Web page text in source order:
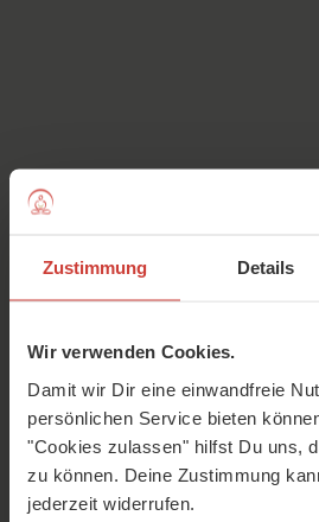
Zustimmung Details
Wir verwenden Cookies.
Damit wir Dir eine einwandfreie
persönlichen Service bieten
"Cookies zulassen" hilfst Du uns,
zu können. Deine Zustimmung
jederzeit widerrufen.
Warum solltest du dich um Magen
Medizin (TCM) Angst erklärt, zeigt
Weidinger – und wie du Angst